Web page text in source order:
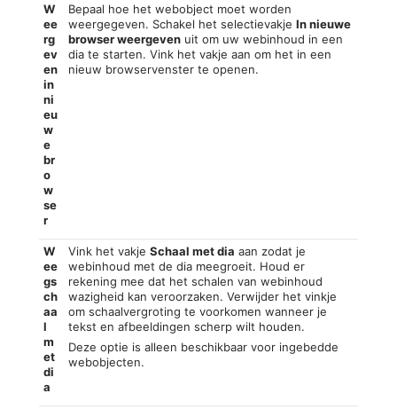
W
ee
rg
ev
en
in
ni
eu
w
e
br
o
w
se
r
Bepaal hoe het webobject moet worden
weergegeven. Schakel het selectievakjeIn nieuwe
browser weergeven uit om uw webinhoud in een
dia te starten. Vink het vakje aan om het in een
nieuw browservenster te openen.
W
ee
gs
ch
aa
l
m
et
di
a
Vink het vakjeSchaal met dia aan zodat je
webinhoud met de dia meegroeit. Houd er
rekening mee dat het schalen van webinhoud
wazigheid kan veroorzaken. Verwijder het vinkje
om schaalvergroting te voorkomen wanneer je
tekst en afbeeldingen scherp wilt houden.
Deze optie is alleen beschikbaar voor ingebedde
webobjecten.